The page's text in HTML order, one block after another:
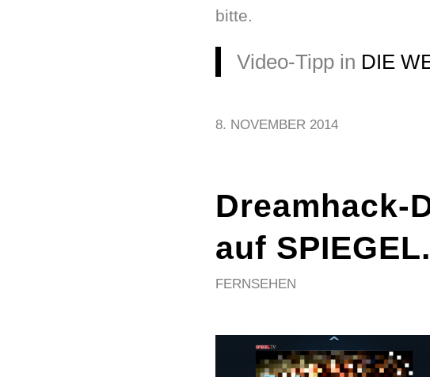
bitte.
Video-Tipp in DIE
8. NOVEMBER 2014
Dreamhack-
auf
FERNSEHEN